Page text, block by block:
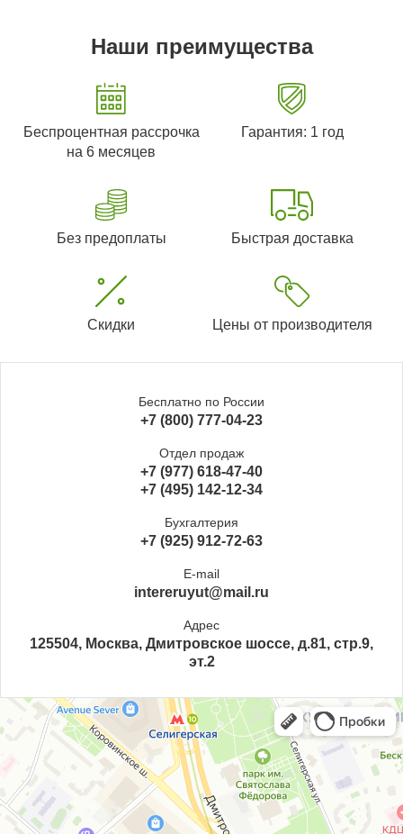
Наши преимущества
Беспроцентная рассрочка
на 6 месяцев
Гарантия: 1 год
Без предоплаты Быстрая доставка
Скидки Цены от производителя
Бесплатно по России
+7 (800) 777-04-23
Отдел продаж
+7 (977) 618-47-40
+7 (495) 142-12-34
Бухгалтерия
+7 (925) 912-72-63
E-mail
intereruyut@mail.ru
Адрес
125504, Москва, Дмитровское шоссе, д.81, стр.9,
эт.2